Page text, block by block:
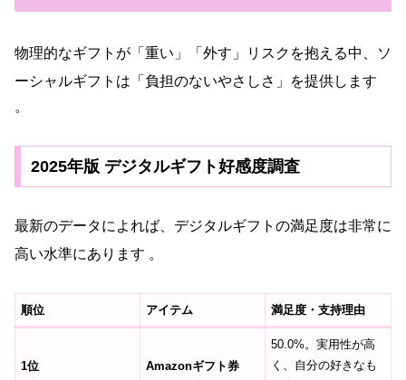
物理的なギフトが「重い」「外す」リスクを抱える中、ソ
ーシャルギフトは「負担のないやさしさ」を提供します
。
2025年版 デジタルギフト好感度調査
最新のデータによれば、デジタルギフトの満足度は非常に
高い水準にあります 。
順位 アイテム 満足度・支持理由
1位 Amazonギフト券
50.0%。実用性が高
く、自分の好きなも